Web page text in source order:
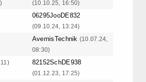
(10.10.25, 16:50)
06295JooDE832
(09.10.24, 13:24)
AvernisTechnik (10.07.24,
08:30)
82152SchDE938
(01.12.23, 17:25)